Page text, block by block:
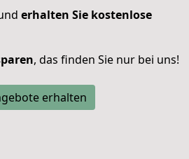
erhalten Sie kostenlose
, das finden Sie nur bei uns!
erhalten